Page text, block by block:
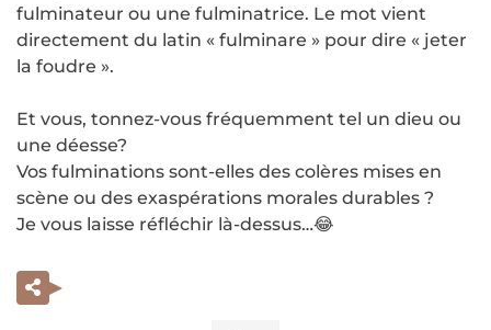
fulminateur ou une fulminatrice. Le mot vient
directement du latin « fulminare » pour dire « jeter
la foudre ».
Et vous, tonnez-vous fréquemment tel un dieu ou
une déesse?
Vos fulminations sont-elles des colères mises en
scène ou des exaspérations morales durables ?
Je vous laisse réfléchir là-dessus…😂